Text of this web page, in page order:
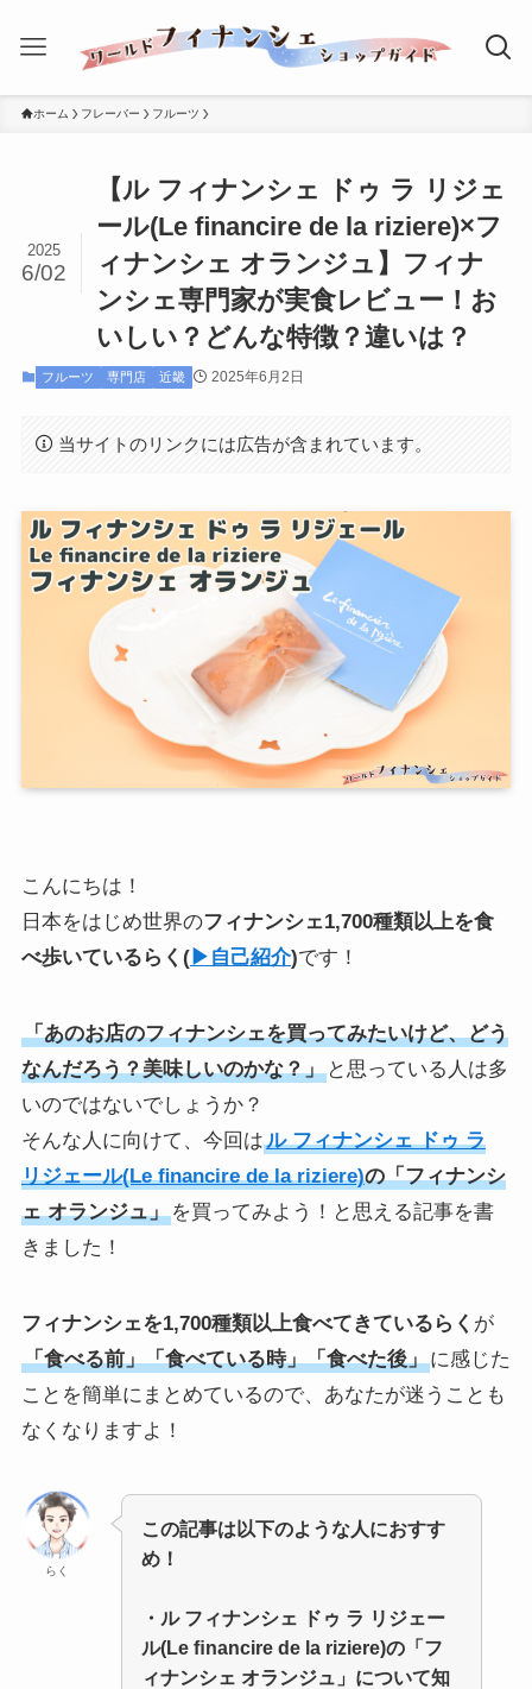
ホーム フレーバー フルーツ
【ル フィナンシェ ドゥ ラ リジェ
ール(Le ﬁnancire de la riziere)×フ
ィナンシェ オランジュ】フィナ
ンシェ専門家が実食レビュー！お
いしい？どんな特徴？違いは？
2025
6/02
フルーツ 専門店 近畿 2025年6月2日
当サイトのリンクには広告が含まれています。
こんにちは！
日本をはじめ世界のフィナンシェ1,700種類以上を食
べ歩いている らく (▶︎自己紹介)です！
「あのお店のフィナンシェを買ってみたいけど、どう
なんだろう？美味しいのかな？」と思っている人は多
いのではないでしょうか？
そんな人に向けて、今回はル フィナンシェ ドゥ ラ
リジェール(Le ﬁnancire de la riziere)の「フィナンシ
ェ オランジュ」を買ってみよう！と思える記事を書
きました！
フィナンシェを1,700種類以上食べてきているらく が
「食べる前」「食べている時」「食べた後」に感じた
ことを簡単にまとめているので、あなたが迷うことも
なくなりますよ！
らく
この記事は以下のような人におすす
め！
・ル フィナンシェ ドゥ ラ リジェー
ル(Le ﬁnancire de la riziere)の「フ
ィナンシェ オランジュ」について知